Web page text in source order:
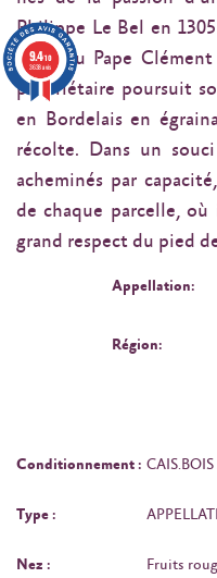
Philippe Le Bel en
Château Pape
propriétaire poursuit
en Bordelais en
récolte. Dans un
acheminés par
de chaque parcelle,
grand respect du pied
Appellation:
Région:
Conditionnement :
Type :
Nez : Fruits
9.4/10
3638 avis